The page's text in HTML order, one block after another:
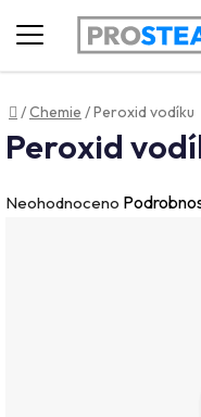
Domů
/Chemie /Peroxid vodíku
Peroxid
Průměrné
Neohodnoceno